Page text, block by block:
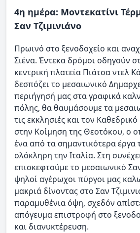
4η ημέρα: Μοντεκατίνι
Σαν Τζιμινιάνο
Πρωινό στο ξενοδοχείο και
Σιένα. Έντεκα δρόμοι οδηγούν
κεντρική πλατεία Πιάτσα ντελ
δεσπόζει το μεσαιωνικό
περιήγησή μας στα γραφικά
πόλης, θα θαυμάσουμε τα
τις εκκλησιές και τον
στην Κοίμηση της Θεοτόκου, ο
ένα από τα σημαντικότερα έργα
ολόκληρη την Ιταλία. Στη
επισκεφτούμε το μεσαιωνικό
ψηλοί αγέρωχοι πύργοι μας
μακριά δίνοντας στο Σαν
παραμυθένια όψη, σχεδόν
απόγευμα επιστροφή στο
και διανυκτέρευση.